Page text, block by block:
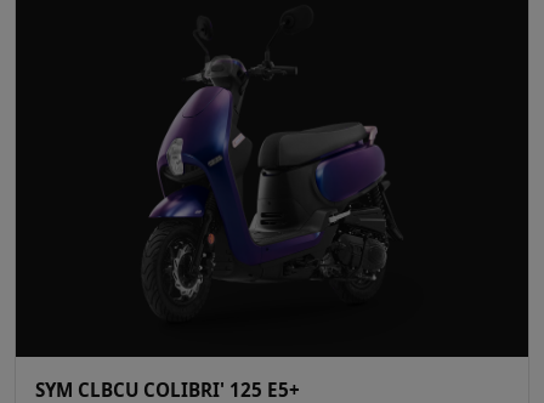
SYM CLBCU COLIBRI' 125 E5+